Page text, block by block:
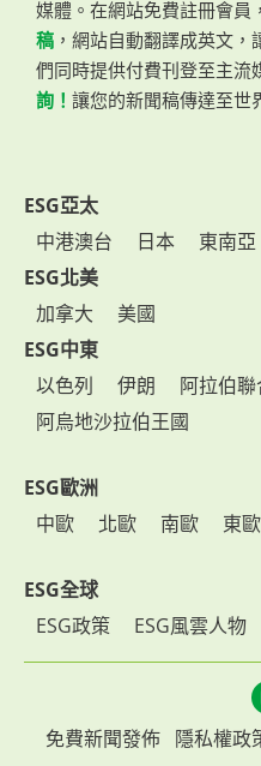
媒體。在網站免費註冊會員
稿 ，網站自動翻譯成英文
們同時提供付費刊登至主流
詢！ 讓您的新聞稿傳達至世
ESG亞太
中港澳台
日本 東南亞
ESG北美
加拿大
美國
ESG中東
以色列
伊朗
阿拉伯
阿烏地沙拉伯王國
ESG歐洲
中歐
北歐 南歐 東歐
ESG全球
ESG政策
ESG風雲人物
免費新聞發佈 隱私權政